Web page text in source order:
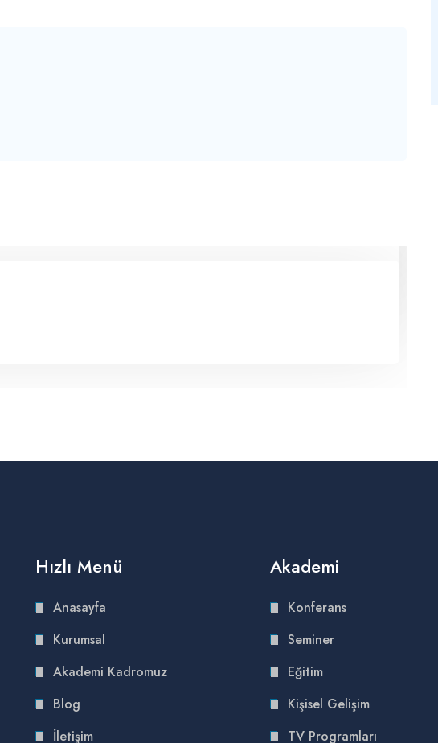
Hızlı Menü
Anasayfa
Kurumsal
Akademi Kadromuz
Blog
İletişim
Akademi
Konferans
Seminer
Eğitim
Kişisel Gelişim
TV Programları